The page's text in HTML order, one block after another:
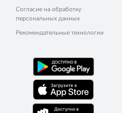
Согласие на обработку
персональных данных
Рекомендательные технологии